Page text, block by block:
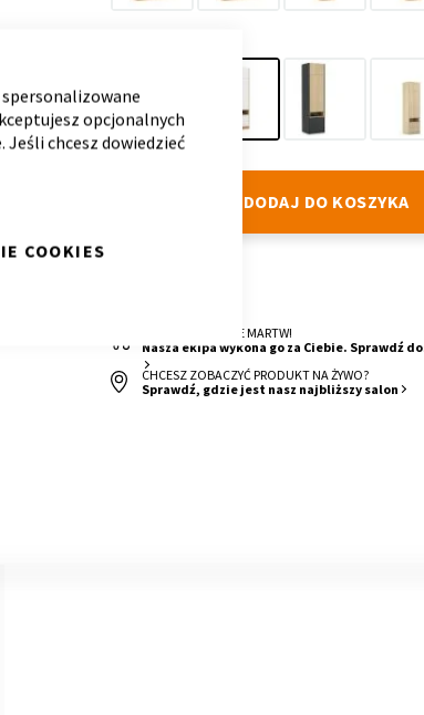
CLOSE
spersonalizowane
opcjonalnych
Jeśli chcesz dowiedzieć
COOKIES
Concrete
DODAJ DO KOSZYKA
O MONTAŻ SIĘ NIE MARTW!
Nasza ekipa wykona go za Ciebie. Sprawdź
CHCESZ ZOBACZYĆ PRODUKT NA ŻYWO?
Sprawdź, gdzie jest nasz najbliższy salon